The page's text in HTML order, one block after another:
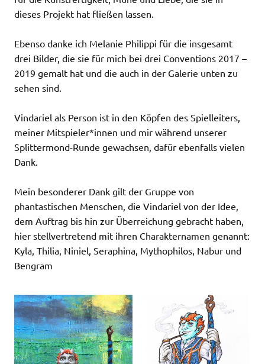
dieses Projekt hat fließen lassen.
Ebenso danke ich Melanie Philippi für die insgesamt
drei Bilder, die sie für mich bei drei Conventions 2017 –
2019 gemalt hat und die auch in der Galerie unten zu
sehen sind.
Vindariel als Person ist in den Köpfen des Spielleiters,
meiner Mitspieler*innen und mir während unserer
Splittermond-Runde gewachsen, dafür ebenfalls vielen
Dank.
Mein besonderer Dank gilt der Gruppe von
phantastischen Menschen, die Vindariel von der Idee,
dem Auftrag bis hin zur Überreichung gebracht haben,
hier stellvertretend mit ihren Charakternamen genannt:
Kyla, Thilia, Niniel, Seraphina, Mythophilos, Nabur und
Bengram